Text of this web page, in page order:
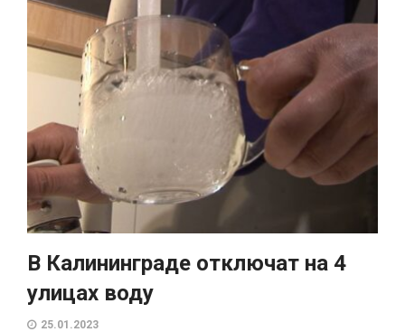
В Калининграде отключат на 4
улицах воду
25.01.2023